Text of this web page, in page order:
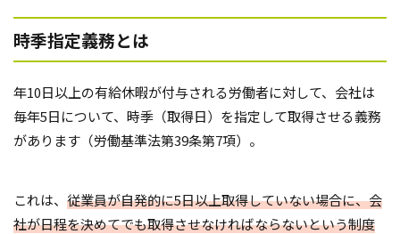
時季指定義務とは
年10日以上の有給休暇が付与される労働者に対して、会社は
毎年5日について、時季（取得日）を指定して取得させる義務
があります（労働基準法第39条第7項）。
これは、 従業員が自発的に5日以上取得していない場合に、会
社が日程を決めてでも取得させなければならないという制度